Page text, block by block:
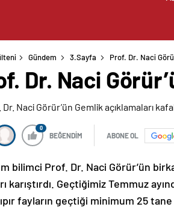
Gündem 3.Sayfa Prof. Dr. Naci
Dr. Naci
0
BEĞENDİM ABONE OL
bilimci Prof. Dr. Naci Görür’ün
karıştırdı. Geçtiğimiz Temmuz
fayların geçtiği minimum 25